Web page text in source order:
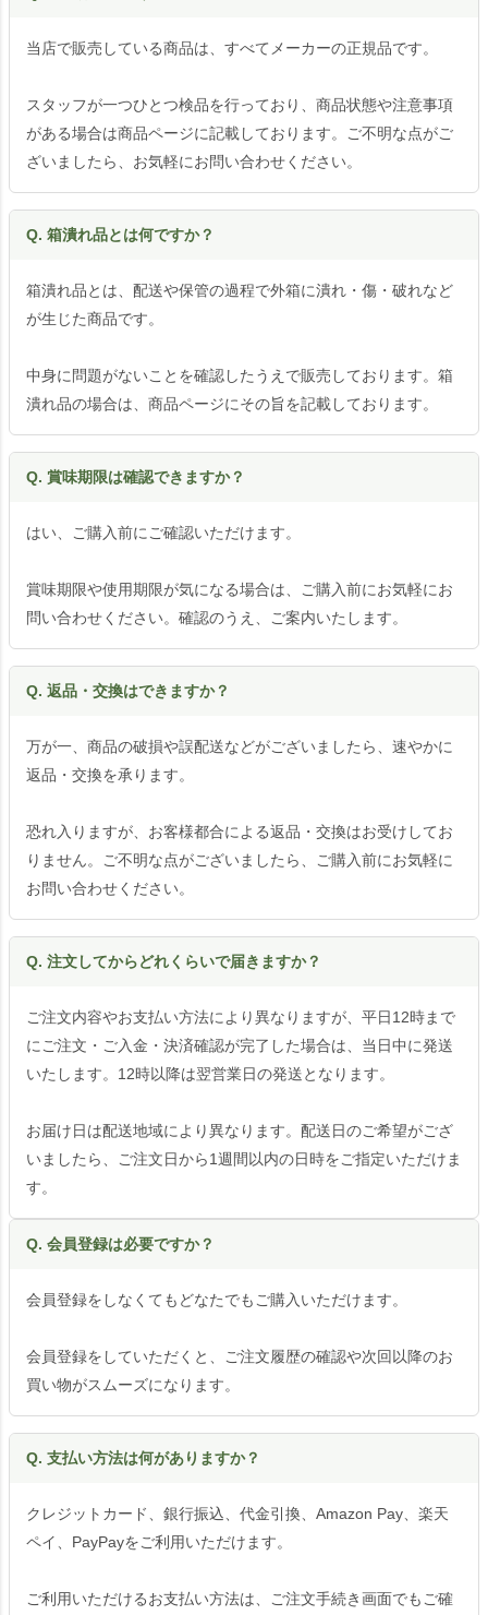
当店で販売している商品は、すべてメーカーの正規品です。
スタッフが一つひとつ検品を行っており、商品状態や注意事項
がある場合は商品ページに記載しております。ご不明な点がご
ざいましたら、お気軽にお問い合わせください。
Q. 箱潰れ品とは何ですか？
箱潰れ品とは、配送や保管の過程で外箱に潰れ・傷・破れなど
が生じた商品です。
中身に問題がないことを確認したうえで販売しております。箱
潰れ品の場合は、商品ページにその旨を記載しております。
Q. 賞味期限は確認できますか？
はい、ご購入前にご確認いただけます。
賞味期限や使用期限が気になる場合は、ご購入前にお気軽にお
問い合わせください。確認のうえ、ご案内いたします。
Q. 返品・交換はできますか？
万が一、商品の破損や誤配送などがございましたら、速やかに
返品・交換を承ります。
恐れ入りますが、お客様都合による返品・交換はお受けしてお
りません。ご不明な点がございましたら、ご購入前にお気軽に
お問い合わせください。
Q. 注文してからどれくらいで届きますか？
ご注文内容やお支払い方法により異なりますが、平日12時まで
にご注文・ご入金・決済確認が完了した場合は、当日中に発送
いたします。12時以降は翌営業日の発送となります。
お届け日は配送地域により異なります。配送日のご希望がござ
いましたら、ご注文日から1週間以内の日時をご指定いただけま
す。
Q. 会員登録は必要ですか？
会員登録をしなくてもどなたでもご購入いただけます。
会員登録をしていただくと、ご注文履歴の確認や次回以降のお
買い物がスムーズになります。
Q. 支払い方法は何がありますか？
クレジットカード、銀行振込、代金引換、Amazon Pay、楽天
ペイ、PayPayをご利用いただけます。
ご利用いただけるお支払い方法は、ご注文手続き画面でもご確